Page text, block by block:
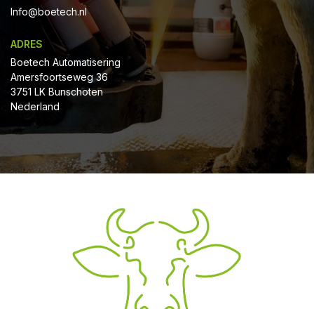
Info@boetech.nl
ADRES
Boetech Automatisering
Amersfoortseweg 36
3751 LK Bunschoten
Nederland